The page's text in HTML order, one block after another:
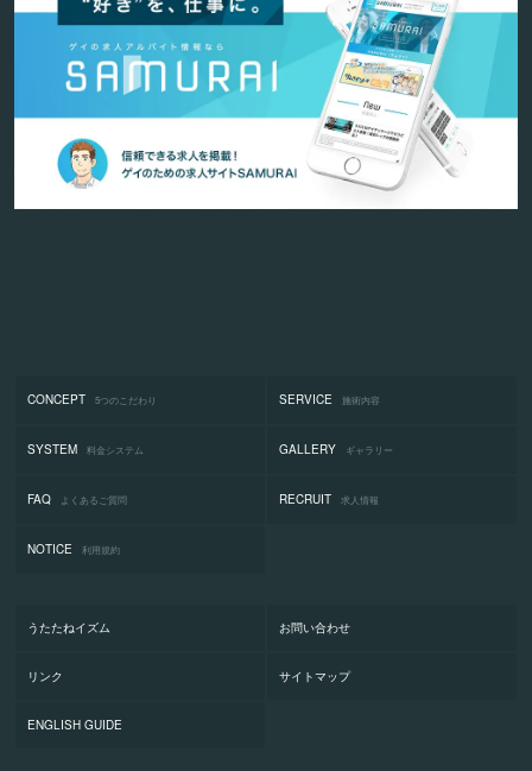
CONCEPT 5つのこだわり SERVICE 施術内容
SYSTEM 料金システム GALLERY ギャラリー
FAQ よくあるご質問 RECRUIT 求人情報
NOTICE 利用規約
うたたねイズム お問い合わせ
リンク サイトマップ
ENGLISH GUIDE